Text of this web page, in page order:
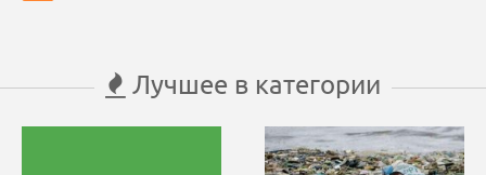
Лучшее в категории